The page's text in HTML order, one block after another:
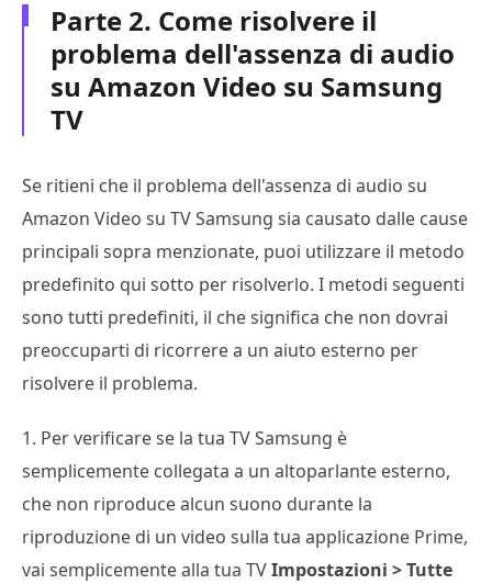
Parte 2. Come risolvere il
problema dell'assenza di audio
su Amazon Video su Samsung
TV
Se ritieni che il problema dell'assenza di audio su
Amazon Video su TV Samsung sia causato dalle cause
principali sopra menzionate, puoi utilizzare il metodo
predefinito qui sotto per risolverlo. I metodi seguenti
sono tutti predefiniti, il che significa che non dovrai
preoccuparti di ricorrere a un aiuto esterno per
risolvere il problema.
1. Per verificare se la tua TV Samsung è
semplicemente collegata a un altoparlante esterno,
che non riproduce alcun suono durante la
riproduzione di un video sulla tua applicazione Prime,
vai semplicemente alla tua TVImpostazioni > Tutte